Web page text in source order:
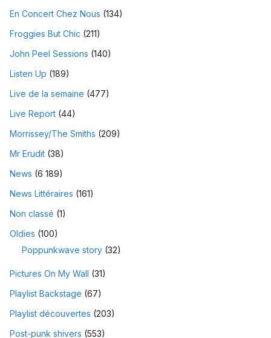
En Concert Chez Nous (134)
Froggies But Chic (211)
John Peel Sessions (140)
Listen Up (189)
Live de la semaine (477)
Live Report (44)
Morrissey/The Smiths (209)
Mr Erudit (38)
News (6 189)
News Littéraires (161)
Non classé (1)
Oldies (100)
Poppunkwave story (32)
Pictures On My Wall (31)
Playlist Backstage (67)
Playlist découvertes (203)
Post-punk shivers (553)